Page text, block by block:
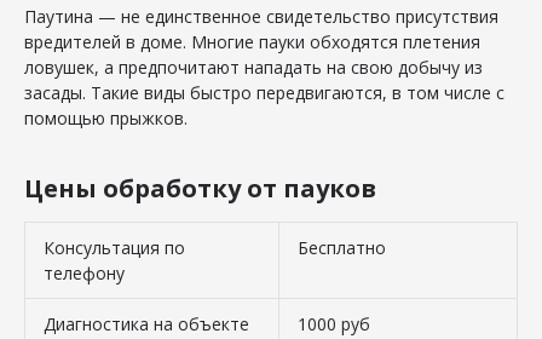
Паутина — не единственное свидетельство присутствия
вредителей в доме. Многие пауки обходятся плетения
ловушек, а предпочитают нападать на свою добычу из
засады. Такие виды быстро передвигаются, в том числе с
помощью прыжков.
Цены обработку от пауков
Консультация по
телефону
Бесплатно
Диагностика на объекте 1000 руб